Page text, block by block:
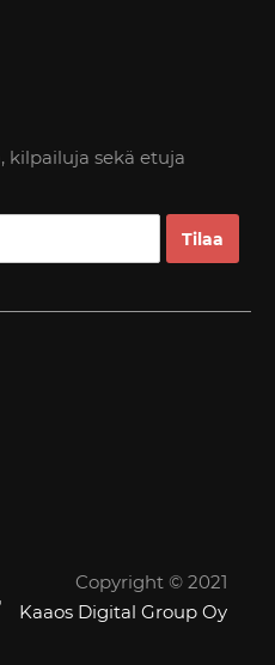
kilpailuja sekä etuja
Copyright © 2021
Kaaos Digital Group Oy